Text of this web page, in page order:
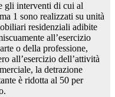
gli interventi di cui al
1 sono realizzati su unità
residenziali adibite
all’esercizio
o della professione,
all’esercizio dell’attività
la detrazione
è ridotta al 50 per